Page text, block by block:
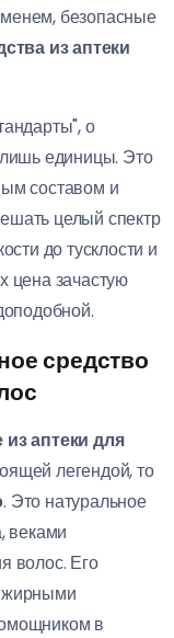
безопасные
из аптеки
о
единицы. Это
составом и
целый спектр
до тусклости и
цена зачастую
средство
аптеки для
легендой, то
. Это натуральное
веками
волос. Его
жирными
в